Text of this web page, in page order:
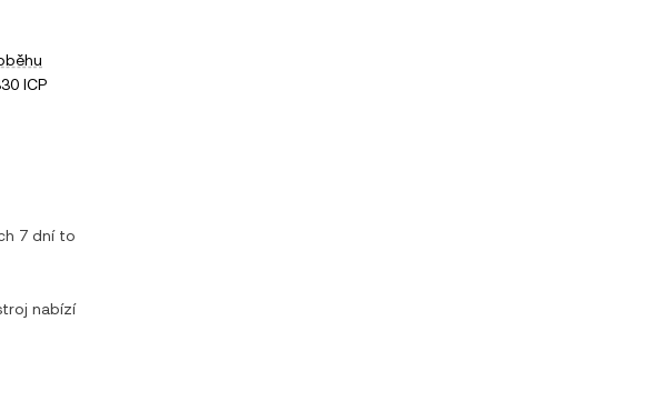
ICP
7 dní to
nabízí